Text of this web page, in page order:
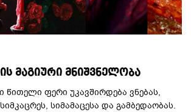
ᲛᲐᲒᲘᲣᲠᲘ ᲛᲜᲘᲨᲕᲜᲔᲚᲝᲑᲐ
წითელი ფერი უკავშირდება ვნებას,
სიმამაცესა და გამბედაობას.